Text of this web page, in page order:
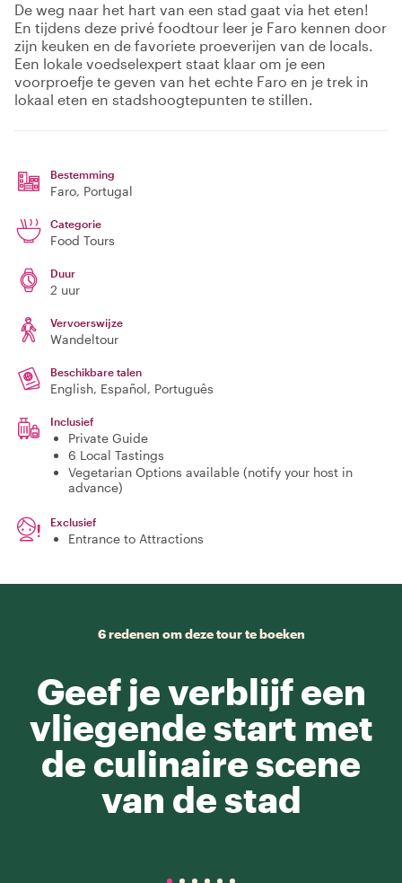
De weg naar het hart van een stad gaat via het eten!
En tijdens deze privé foodtour leer je Faro kennen door
zijn keuken en de favoriete proeverijen van de locals.
Een lokale voedselexpert staat klaar om je een
voorproefje te geven van het echte Faro en je trek in
lokaal eten en stadshoogtepunten te stillen.
Bestemming
Faro, Portugal
Categorie
Food Tours
Duur
2 uur
Vervoerswijze
Wandeltour
Beschikbare talen
English, Español, Português
Inclusief
Private Guide
6 Local Tastings
Vegetarian Options available (notify your host in
advance)
Exclusief
Entrance to Attractions
6 redenen om deze tour te boeken
Geef je verblijf een
vliegende start met
de culinaire scene
van de stad